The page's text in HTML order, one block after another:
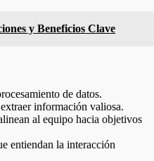
y Beneficios Clave
de datos.
información valiosa.
al equipo hacia objetivos
entiendan la interacción